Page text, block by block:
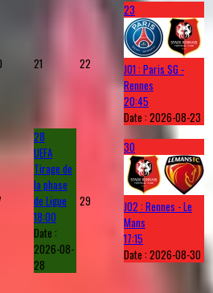
21 22
23
J01 : Paris SG -
Rennes
20:45
Date :2026-08-23
28
UEFA
Tirage de
la phase
de Ligue
18:00
Date :
2026-08-
28
29
30
J02 : Rennes - Le
Mans
17:15
Date :2026-08-30